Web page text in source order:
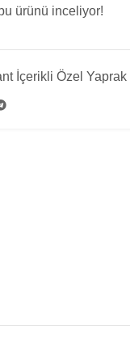
ürünü inceliyor!
İçerikli Özel Yaprak